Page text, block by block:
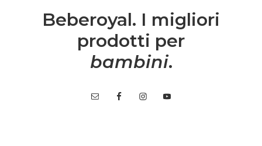
Beberoyal. I migliori
prodotti per
bambini.